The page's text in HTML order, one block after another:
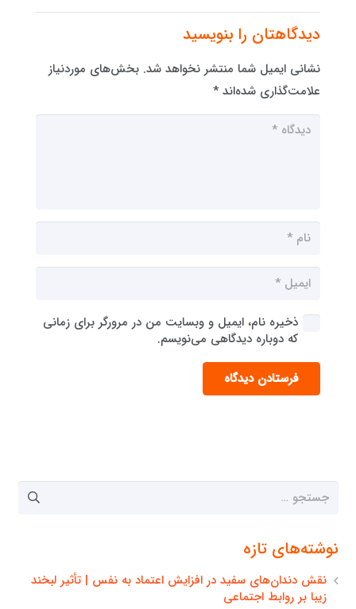
دیدگاهتان را بنویسید
نشانی ایمیل شما منتشر نخواهد شد. بخش‌های موردنیاز
علامت‌گذاری شده‌اند *
ذخیره نام، ایمیل و وبسایت من در مرورگر برای زمانی
که دوباره دیدگاهی می‌نویسم.
فرستادن دیدگاه
جستجو
نوشته‌های تازه
نقش دندان‌های سفید در افزایش اعتماد به نفس | تأثیر لبخند
زیبا بر روابط اجتماعی